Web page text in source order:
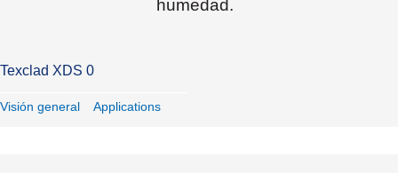
humedad.
Texclad XDS 0
Visión general Applications